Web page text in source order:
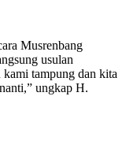
Musrenbang
usulan
kami tampung dan kita
ungkap H.